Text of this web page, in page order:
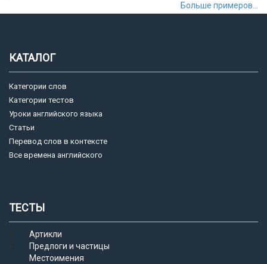
Больше примеров...
КАТАЛОГ
Категории слов
Категории тестов
Уроки английского языка
Статьи
Перевод слов в контексте
Все времена английского
ТЕСТЫ
Артикли
Предлоги и частицы
Местоимения